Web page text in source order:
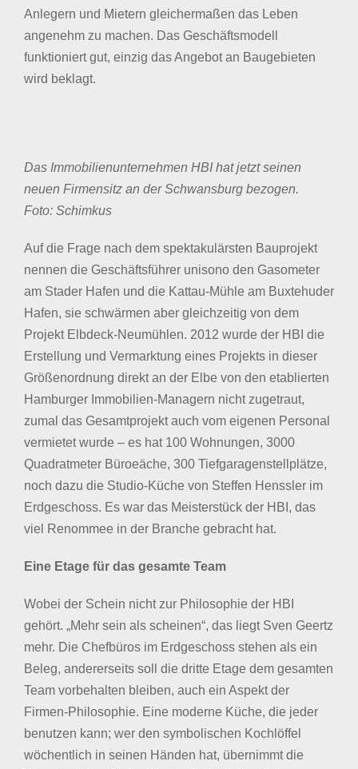
Anlegern und Mietern gleichermaßen das Leben
angenehm zu machen. Das Geschäftsmodell
funktioniert gut, einzig das Angebot an Baugebieten
wird beklagt.
Das Immobilienunternehmen HBI hat jetzt seinen
neuen Firmensitz an der Schwansburg bezogen.
Foto: Schimkus
Auf die Frage nach dem spektakulärsten Bauprojekt
nennen die Geschäftsführer unisono den Gasometer
am Stader Hafen und die Kattau-Mühle am Buxtehuder
Hafen, sie schwärmen aber gleichzeitig von dem
Projekt Elbdeck-Neumühlen. 2012 wurde der HBI die
Erstellung und Vermarktung eines Projekts in dieser
Größenordnung direkt an der Elbe von den etablierten
Hamburger Immobilien-Managern nicht zugetraut,
zumal das Gesamtprojekt auch vom eigenen Personal
vermietet wurde – es hat 100 Wohnungen, 3000
Quadratmeter Büroeäche, 300 Tiefgaragenstellplätze,
noch dazu die Studio-Küche von Steffen Henssler im
Erdgeschoss. Es war das Meisterstück der HBI, das
viel Renommee in der Branche gebracht hat.
Eine Etage für das gesamte Team
Wobei der Schein nicht zur Philosophie der HBI
gehört. „Mehr sein als scheinen“, das liegt Sven Geertz
mehr. Die Chefbüros im Erdgeschoss stehen als ein
Beleg, andererseits soll die dritte Etage dem gesamten
Team vorbehalten bleiben, auch ein Aspekt der
Firmen-Philosophie. Eine moderne Küche, die jeder
benutzen kann; wer den symbolischen Kochlöffel
wöchentlich in seinen Händen hat, übernimmt die